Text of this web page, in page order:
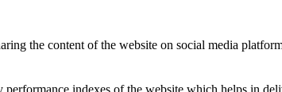
the content of the website on social media
indexes of the website which helps in